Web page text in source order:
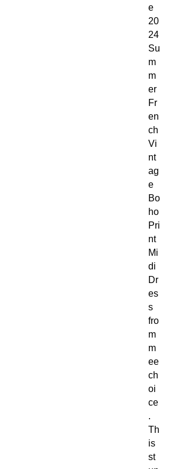
e
20
24
Su
m
m
er
Fr
en
ch
Vi
nt
ag
e
Bo
ho
Pri
nt
Mi
di
Dr
es
s
fro
m
m
ee
ch
oi
ce
.
Th
is
st